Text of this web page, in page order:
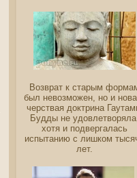
Возврат к старым
был невозможен, но и
черствая доктрина
Будды не удовлетворяла,
хотя и подвергалась
испытанию с лишком
лет.